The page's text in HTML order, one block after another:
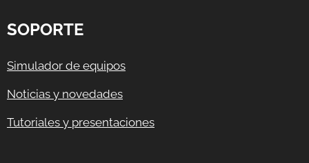
SOPORTE
Simulador de equipos
Noticias y novedades
Tutoriales y presentaciones